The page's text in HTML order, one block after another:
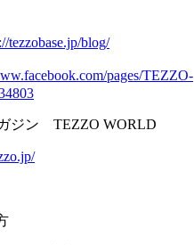
tezzobase.jp/blog/
pages/TEZZO-
ジン TEZZO WORLD